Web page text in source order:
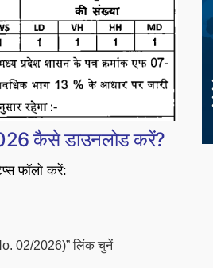
कैसे डाउनलोड करें?
फॉलो करें:
02/2026)” लिंक चुनें